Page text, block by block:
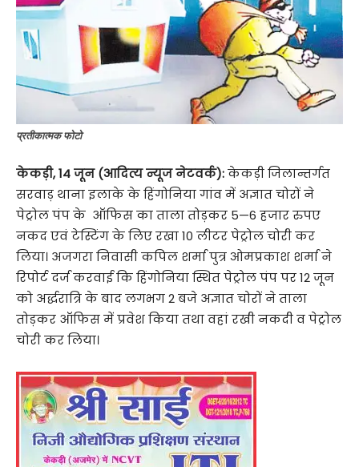
प्रतीकात्मक फोटो
केकड़ी, 14 जून (आदित्य न्यूज नेटवर्क):केकड़ी जिलान्तर्गत
सरवाड़ थाना इलाके के हिंगोनिया गांव में अज्ञात चोरों ने
पेट्रोल पंप के ऑफिस का ताला तोड़कर 5—6 हजार रुपए
नकद एवं टेस्टिंग के लिए रखा 10 लीटर पेट्रोल चोरी कर
लिया। अजगरा निवासी कपिल शर्मा पुत्र ओमप्रकाश शर्मा ने
रिपोर्ट दर्ज करवाई कि हिंगोनिया स्थित पेट्रोल पंप पर 12 जून
को अर्द्धरात्रि के बाद लगभग 2 बजे अज्ञात चोरों ने ताला
तोड़कर ऑफिस में प्रवेश किया तथा वहां रखी नकदी व पेट्रोल
चोरी कर लिया।